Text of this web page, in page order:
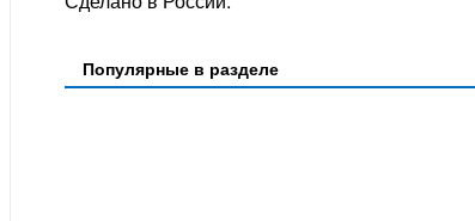
Популярные в разделе